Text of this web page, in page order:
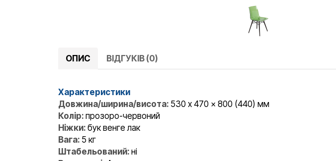
ОПИС ВІДГУКІВ (0)
Характеристики
Довжина/ширина/висота: 530 x 470 x 800 (440) мм
Колір: прозоро-червоний
Ніжки: бук венге лак
Вага: 5 кг
Штабельований: ні